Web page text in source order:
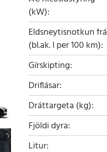
(kW)
Eldsneytisnotkun frá
(bl.ak. l per 100 km)
Gírskipting
Driflásar
Dráttargeta (kg)
Fjöldi dyra
Litur